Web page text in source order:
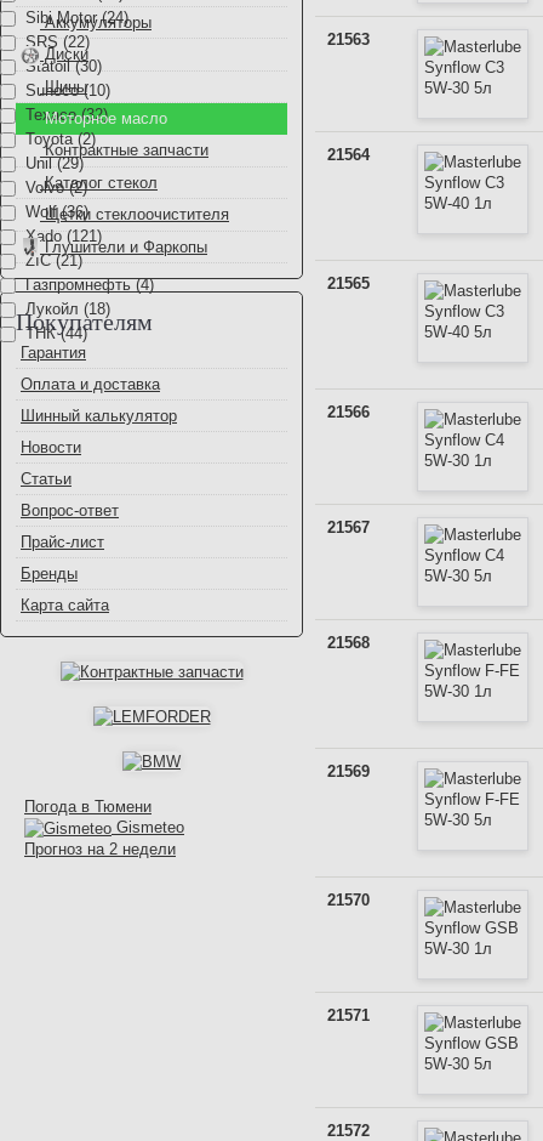
Sibi Motor (24)
SRS (22)
Statoil (30)
Sunoco (10)
Texaco (32)
Toyota (2)
Unil (29)
Volvo (2)
Wolf (36)
Xado (121)
ZIC (21)
Газпромнефть (4)
Лукойл (18)
ТНК (44)
Аккумуляторы
Диски
Шины
Моторное масло
Контрактные запчасти
Каталог стекол
Щетки стеклоочистителя
Глушители и Фаркопы
Покупателям
Гарантия
Оплата и доставка
Шинный калькулятор
Новости
Статьи
Вопрос-ответ
Прайс-лист
Бренды
Карта сайта
Погода в Тюмени
Gismeteo
Прогноз на 2 недели
21563
21564
21565
21566
21567
21568
21569
21570
21571
21572